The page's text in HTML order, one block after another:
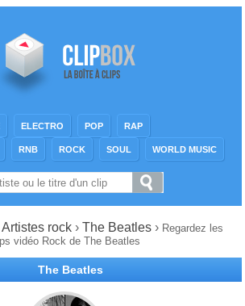
ELECTRO POP RAP
RNB ROCK SOUL WORLD MUSIC
Artistes rock › The Beatles › Regardez les
vidéo Rock de The Beatles
The Beatles